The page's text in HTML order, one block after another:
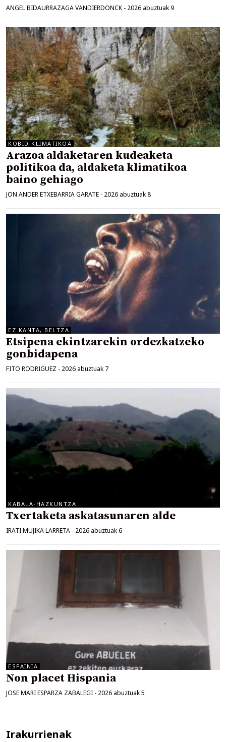
ANGEL BIDAURRAZAGA VANDIERDONCK - 2026 abuztuak 9
KOBID KLIMATIKOA
Arazoa aldaketaren kudeaketa
politikoa da, aldaketa klimatikoa
baino gehiago
JON ANDER ETXEBARRIA GARATE - 2026 abuztuak 8
EZ KANTA, BELTZA
Etsipena ekintzarekin ordezkatzeko
gonbidapena
FITO RODRIGUEZ - 2026 abuztuak 7
KABALA-HAZKUNTZA
Txertaketa askatasunaren alde
IRATI MUJIKA LARRETA - 2026 abuztuak 6
ESPAINIA
Non placet Hispania
JOSE MARI ESPARZA ZABALEGI - 2026 abuztuak 5
Irakurrienak